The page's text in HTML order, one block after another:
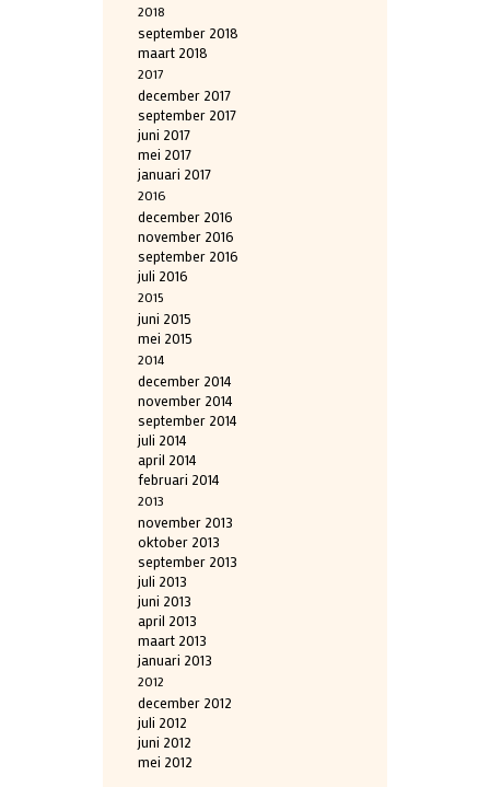
2018
september 2018
maart 2018
2017
december 2017
september 2017
juni 2017
mei 2017
januari 2017
2016
december 2016
november 2016
september 2016
juli 2016
2015
juni 2015
mei 2015
2014
december 2014
november 2014
september 2014
juli 2014
april 2014
februari 2014
2013
november 2013
oktober 2013
september 2013
juli 2013
juni 2013
april 2013
maart 2013
januari 2013
2012
december 2012
juli 2012
juni 2012
mei 2012